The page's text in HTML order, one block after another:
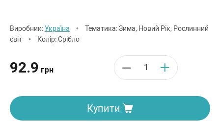
Виробник:Україна •
Тематика: Зима, Новий Рік, Рослинний
світ
• Колір: Срібло
92.9 грн
Купити